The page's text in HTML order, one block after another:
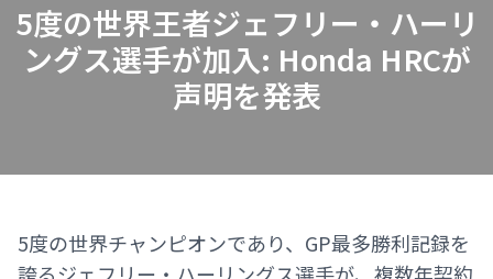
5度の世界王者ジェフリー・ハーリ
ングス選手が加入: Honda HRCが
声明を発表
5度の世界チャンピオンであり、GP最多勝利記録を